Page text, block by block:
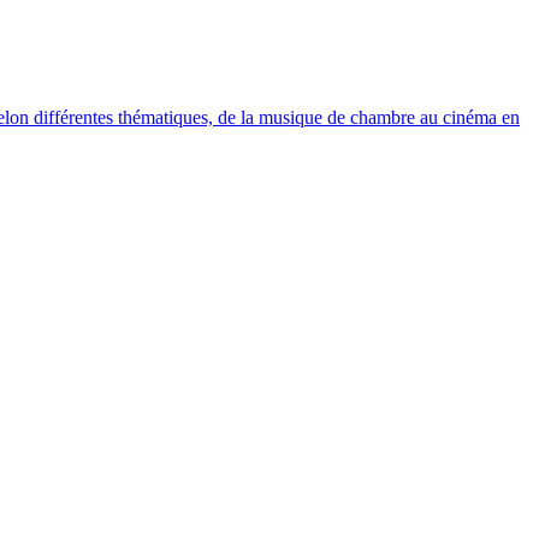
différentes thématiques, de la musique de chambre au cinéma en